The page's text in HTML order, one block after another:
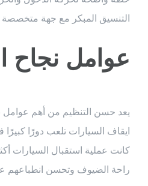
التنسيق المبكر مع جهة متخصصة
عوامل نجاح
يعد حسن التنظيم من أهم عوامل
ايقاف السيارات تلعب دورًا
كانت عملية استقبال السيارات
راحة الضيوف وتحسن انطباعهم